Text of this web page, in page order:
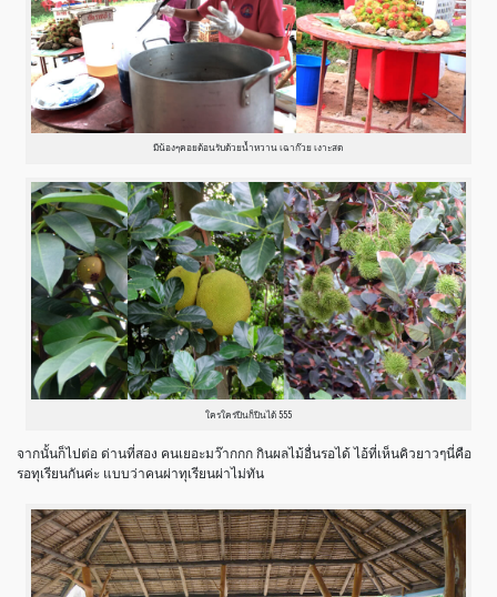
มีน้องๆคอยต้อนรับด้วยน้ำหวาน เฉาก๊วย เงาะสด
ใครใคร่ปีนก็ปีนได้ 555
จากนั้นก็ไปต่อ ด่านที่สอง คนเยอะมว๊ากกก กินผลไม้อื่นรอได้ ไอ้ที่เห็นคิวยาวๆนี่คือ
รอทุเรียนกันค่ะ แบบว่าคนผ่าทุเรียนผ่าไม่ทัน